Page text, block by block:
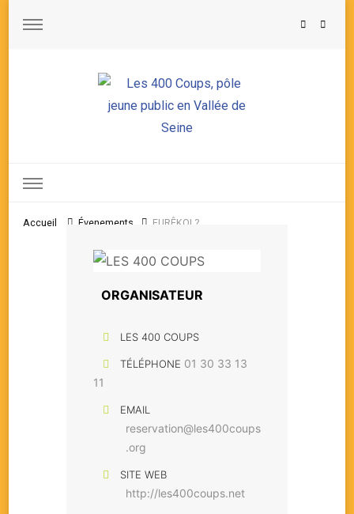
Accueil Évenements EURÊKOI ?
ORGANISATEUR
LES 400 COUPS
TÉLÉPHONE 01 30 33 13
11
EMAIL
reservation@les400coups
.org
SITE WEB
http://les400coups.net